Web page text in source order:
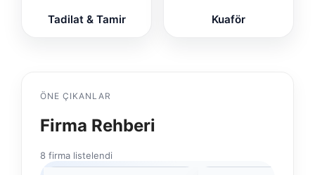
Tadilat & Tamir Kuaför
ÖNE ÇIKANLAR
Firma Rehberi
8 firma listelendi